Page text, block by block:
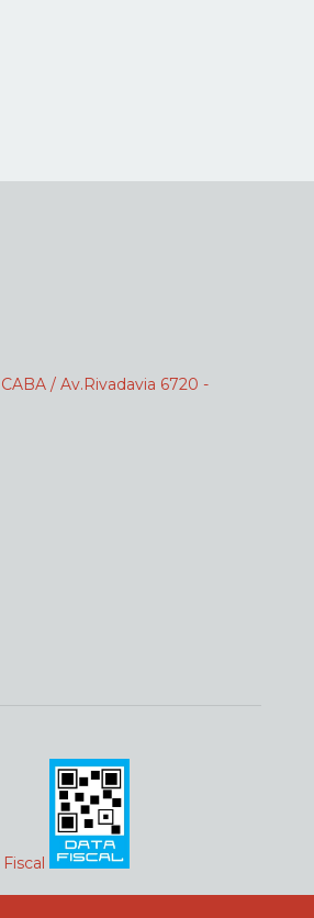
/ Av.Rivadavia 6720 -